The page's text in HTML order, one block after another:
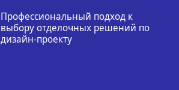
Профессиональный подход к
выбору отделочных решений по
дизайн-проекту